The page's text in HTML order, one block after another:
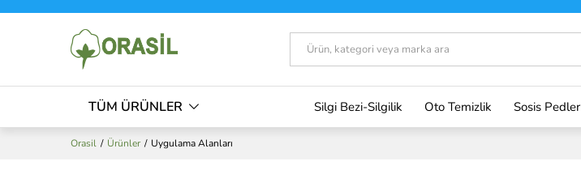
Tümü
TÜM ÜRÜNLER Silgi Bezi-Silgilik Oto Temizlik Sosis Pedler
Orasil / Ürünler / Uygulama Alanları